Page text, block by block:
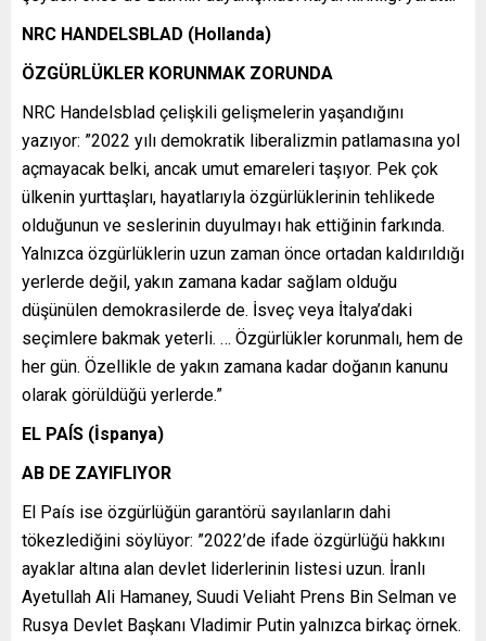
NRC HANDELSBLAD (Hollanda)
ÖZGÜRLÜKLER KORUNMAK ZORUNDA
NRC Handelsblad çelişkili gelişmelerin yaşandığını
yazıyor: ”2022 yılı demokratik liberalizmin patlamasına yol
açmayacak belki, ancak umut emareleri taşıyor. Pek çok
ülkenin yurttaşları, hayatlarıyla özgürlüklerinin tehlikede
olduğunun ve seslerinin duyulmayı hak ettiğinin farkında.
Yalnızca özgürlüklerin uzun zaman önce ortadan kaldırıldığı
yerlerde değil, yakın zamana kadar sağlam olduğu
düşünülen demokrasilerde de. İsveç veya İtalya’daki
seçimlere bakmak yeterli. … Özgürlükler korunmalı, hem de
her gün. Özellikle de yakın zamana kadar doğanın kanunu
olarak görüldüğü yerlerde.”
EL PAÍS (İspanya)
AB DE ZAYIFLIYOR
El País ise özgürlüğün garantörü sayılanların dahi
tökezlediğini söylüyor: ”2022’de ifade özgürlüğü hakkını
ayaklar altına alan devlet liderlerinin listesi uzun. İranlı
Ayetullah Ali Hamaney, Suudi Veliaht Prens Bin Selman ve
Rusya Devlet Başkanı Vladimir Putin yalnızca birkaç örnek.